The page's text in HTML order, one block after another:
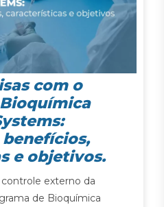
com o
e objetivos.
externo da
de Bioquímica